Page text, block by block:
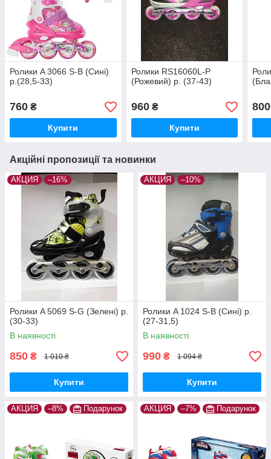
Ролики A 3066 S-B (Сині)
р.(28,5-33)
760 ₴
Купити
Ролики RS16060L-P
(Рожевий) р. (37-43)
960₴
Купити
800
Акційні пропозиції та новинки
АКЦИЯ –16%
Ролики A 5069 S-G (Зелені) р.
(30-33)
В наявності
850 ₴ 1 010 ₴
Купити
АКЦИЯ –10%
Ролики A 1024 S-B (Сині) р.
(27-31,5)
В наявності
990 ₴ 1 094 ₴
Купити
АКЦИЯ –8% Подарунок АКЦИЯ –7% Подарунок